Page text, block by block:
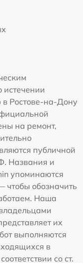
истечении
в Ростове-на-Дону
на ремонт,
публичной
Названия и
упоминаются
обозначить
Наша
их
выполняются
в
со ст.